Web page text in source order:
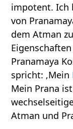
impotent. Ich
von
dem Atman
Pranamaya
spricht: ‚Mein
Mein Prana
Atman und